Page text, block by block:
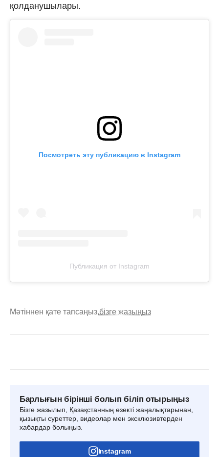
қолданушылары.
Посмотреть эту публикацию в Instagram
Публикация от Instagram
Мәтіннен қате тапсаңыз,бізге жазыңыз
Барлығын бірінші болып біліп отырыңыз
Бізге жазылып, Қазақстанның өзекті жаңалықтарынан,
қызықты суреттер, видеолар мен эксклюзивтерден
хабардар болыңыз.
Instagram